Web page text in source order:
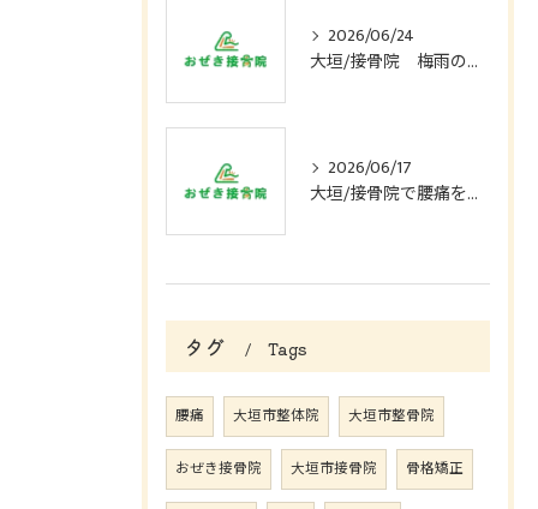
2026/06/24
大垣/接骨院 梅雨の時期に起こる頭痛の原因は？
2026/06/17
大垣/接骨院で腰痛を改善したい方へ
タグ Tags
腰痛 大垣市整体院 大垣市整骨院
おぜき接骨院 大垣市接骨院 骨格矯正